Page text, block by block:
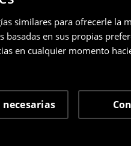
similares para ofrecerle la
basadas en sus propias
en cualquier momento